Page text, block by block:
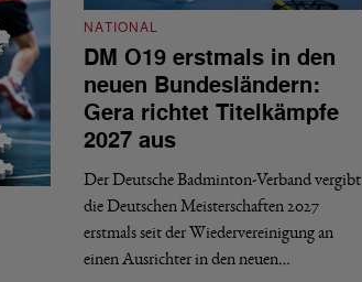
NATIONAL
DM O19 erstmals in den
neuen Bundesländern:
Gera richtet Titelkämpfe
2027 aus
Der Deutsche Badminton-Verband vergibt
die Deutschen Meisterschaften 2027
erstmals seit der Wiedervereinigung an
einen Ausrichter in den neuen…